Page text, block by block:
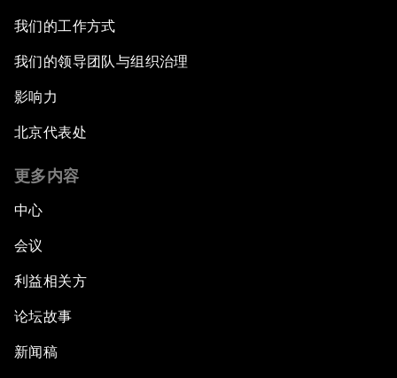
我们的工作方式
我们的领导团队与组织治理
影响力
北京代表处
更多内容
中心
会议
利益相关方
论坛故事
新闻稿